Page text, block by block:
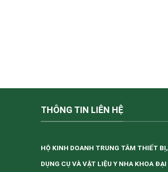
THÔNG TIN LIÊN HỆ
HỘ KINH DOANH TRUNG TÂM THIẾT BỊ,
DỤNG CỤ VÀ VẬT LIỆU Y NHA KHOA ĐẠI